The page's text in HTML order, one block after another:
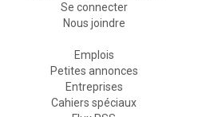
Se connecter
Nous joindre
Emplois
Petites annonces
Entreprises
Cahiers spéciaux